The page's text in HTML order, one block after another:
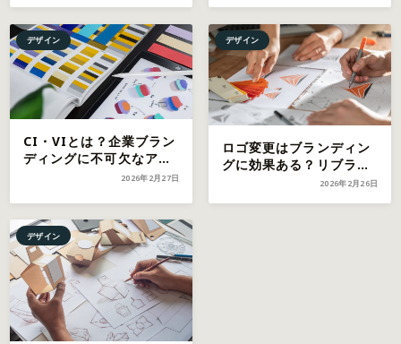
デザイン
CI・VIとは？企業ブラン
ディングに不可欠なアイ
デンティティ設計の基本
2026年2月27日
デザイン
ロゴ変更はブランディン
グに効果ある？リブラン
ディング成功・失敗事例
2026年2月26日
デザイン